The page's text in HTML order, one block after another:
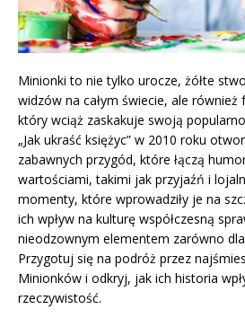
Minionki to nie tylko urocze, żółte
widzów na całym świecie, ale
który wciąż zaskakuje swoją
„Jak ukraść księżyc” w 2010 roku
zabawnych przygód, które łączą
wartościami, takimi jak przyjaźń i
momenty, które wprowadziły je na
ich wpływ na kulturę współczesną
nieodzownym elementem zarówno
Przygotuj się na podróż przez
Minionków i odkryj, jak ich historia
rzeczywistość.